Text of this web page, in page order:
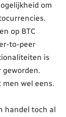
om
op BTC
to-peer
is
geworden.
men wel eens.
handel toch al